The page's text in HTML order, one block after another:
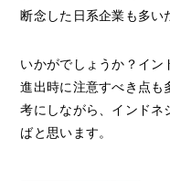
断念した日系企業も多い
いかがでしょうか？イン
進出時に注意すべき点も
考にしながら、インドネ
ばと思います。